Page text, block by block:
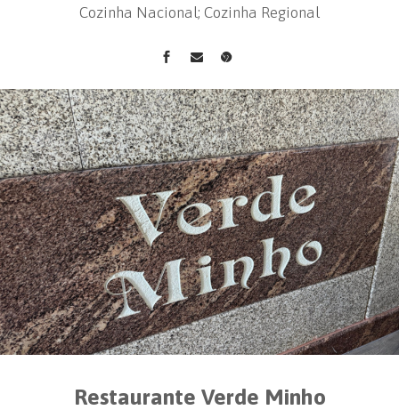
Cozinha Nacional; Cozinha Regional
Restaurante Verde Minho